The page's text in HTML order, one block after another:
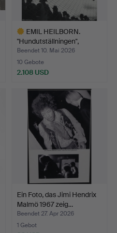
EMIL HEILBORN.
"Hundutställningen",
Gelati…
Beendet 10. Mai 2026
10 Gebote
2.108 USD
Objekt
Ein Foto, das Jimi Hendrix
Malmö 1967 zeig…
Beendet 27. Apr 2026
1 Gebot